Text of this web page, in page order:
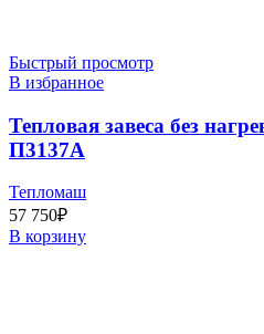
Быстрый просмотр
В избранное
Тепловая завеса без
П3137A
Тепломаш
57 750₽
В корзину